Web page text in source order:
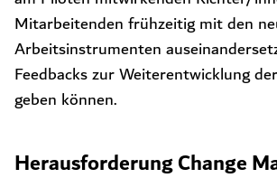
Mitarbeitenden frühzeitig mit den
Arbeitsinstrumenten
Feedbacks zur Weiterentwicklung
geben können.
Herausforderung Change